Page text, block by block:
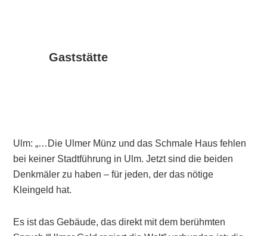
Gaststätte
Ulm: „…Die Ulmer Münz und das Schmale Haus fehlen
bei keiner Stadtführung in Ulm. Jetzt sind die beiden
Denkmäler zu haben – für jeden, der das nötige
Kleingeld hat.
Es ist das Gebäude, das direkt mit dem berühmten